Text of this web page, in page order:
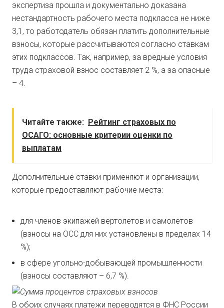
экспертиза прошла и документально доказана
нестандартность рабочего места подкласса не ниже
3,1, то работодатель обязан платить дополнительные
взносы, которые рассчитываются согласно ставкам
этих подклассов. Так, например, за вредные условия
труда страховой взнос составляет 2 %, а за опасные
– 4.
Читайте также: Рейтинг страховых по
ОСАГО: основные критерии оценки по
выплатам
Дополнительные ставки применяют и организации,
которые предоставляют рабочие места:
для членов экипажей вертолетов и самолетов
(взносы на ОСС для них установлены в пределах 14
%);
в сфере угольно-добывающей промышленности
(взносы составляют – 6,7 %).
В обоих случаях платежи переводятся в ФНС России